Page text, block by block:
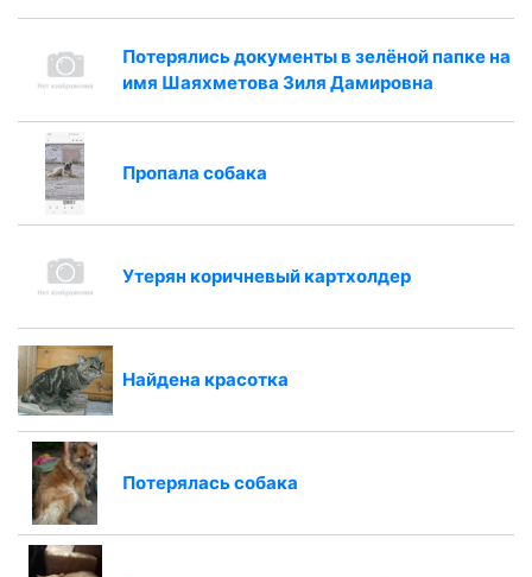
Потерялись документы в зелёной папке на
имя Шаяхметова Зиля Дамировна
Пропала собака
Утерян коричневый картхолдер
Найдена красотка
Потерялась собака